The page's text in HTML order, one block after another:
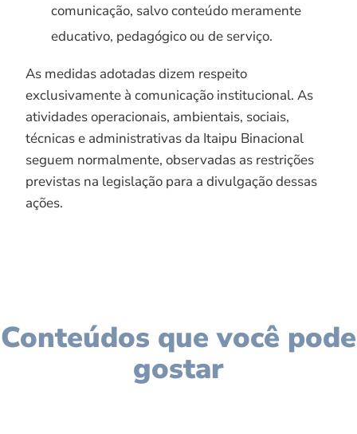
comunicação, salvo conteúdo meramente
educativo, pedagógico ou de serviço.
As medidas adotadas dizem respeito
exclusivamente à comunicação institucional. As
atividades operacionais, ambientais, sociais,
técnicas e administrativas da Itaipu Binacional
seguem normalmente, observadas as restrições
previstas na legislação para a divulgação dessas
ações.
Conteúdos que você pode
gostar